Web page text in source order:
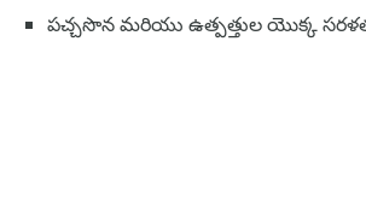
పచ్చసొన మరియు ఉత్పత్తుల యొక్క